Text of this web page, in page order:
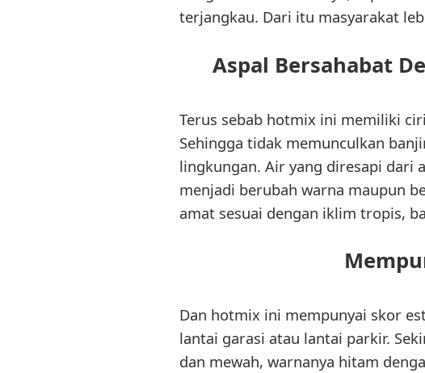
terjangkau. Dari itu masyarakat
Aspal Bersahabat
Terus sebab hotmix ini memiliki
Sehingga tidak memunculkan
lingkungan. Air yang diresapi dari
menjadi berubah warna maupun
amat sesuai dengan iklim tropis,
Dan hotmix ini mempunyai skor
lantai garasi atau lantai parkir.
dan mewah, warnanya hitam